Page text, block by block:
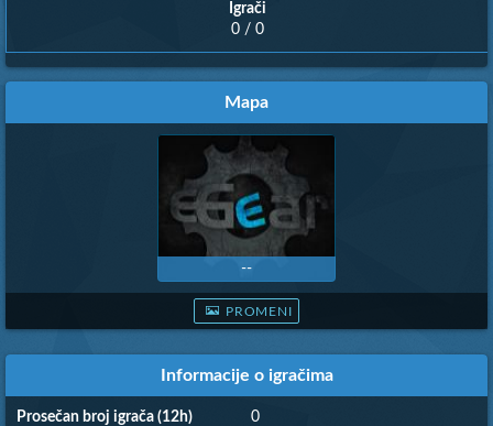
Igrači
0 / 0
Mapa
--
PROMENI
Informacije o igračima
Prosečan broj igrača (12h)
0